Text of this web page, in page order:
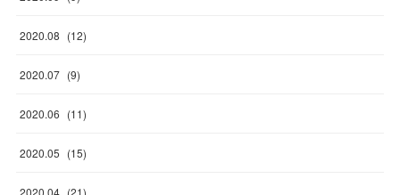
2020.08 (12)
2020.07 (9)
2020.06 (11)
2020.05 (15)
2020 .04 (21)